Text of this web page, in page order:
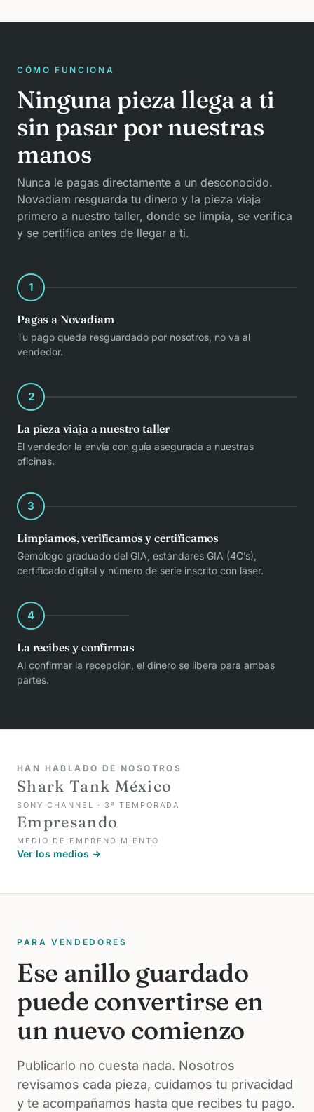
CÓMO FUNCIONA
Ninguna pieza llega a ti
sin pasar por nuestras
manos
Nunca le pagas directamente a un desconocido.
Novadiam resguarda tu dinero y la pieza viaja
primero a nuestro taller, donde se limpia, se verifica
y se certifica antes de llegar a ti.
1
Pagas a Novadiam
Tu pago queda resguardado por nosotros, no va al
vendedor.
2
La pieza viaja a nuestro taller
El vendedor la envía con guía asegurada a nuestras
oficinas.
3
Limpiamos, verificamos y certificamos
Gemólogo graduado del GIA, estándares GIA (4C’s),
certificado digital y número de serie inscrito con láser.
4
La recibes y confirmas
Al confirmar la recepción, el dinero se libera para ambas
partes.
HAN HABLADO DE NOSOTROS
Shark Tank México
SONY CHANNEL · 3ª TEMPORADA
Empresando
MEDIO DE EMPRENDIMIENTO
Ver los medios →
PARA VENDEDORES
Ese anillo guardado
puede convertirse en
un nuevo comienzo
Publicarlo no cuesta nada. Nosotros
revisamos cada pieza, cuidamos tu privacidad
y te acompañamos hasta que recibes tu pago.